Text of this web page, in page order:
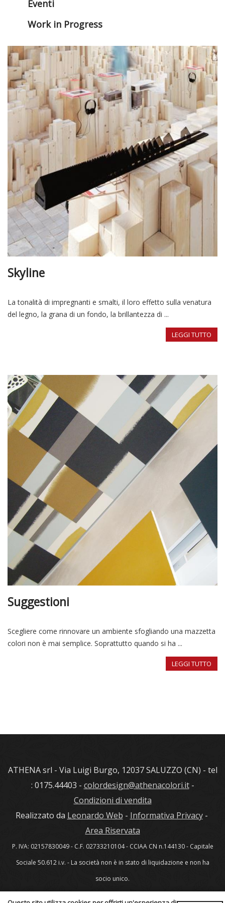
Eventi
Work in Progress
Skyline
La tonalità di impregnanti e smalti, il loro effetto sulla venatura
del legno, la grana di un fondo, la brillantezza di ...
LEGGI TUTTO
Suggestioni
Scegliere come rinnovare un ambiente sfogliando una mazzetta
colori non è mai semplice. Soprattutto quando si ha ...
LEGGI TUTTO
ATHENA srl - Via Luigi Burgo, 12037 SALUZZO (CN) - tel
: 0175.44403 - colordesign@athenacolori.it-
Condizioni di vendita
Realizzato da Leonardo Web - Informativa Privacy-
Area Riservata
P. IVA: 02157830049 - C.F. 02733210104 - CCIAA CN n.144130 - Capitale
Sociale 50.612 i.v. - La società non è in stato di liquidazione e non ha
socio unico.